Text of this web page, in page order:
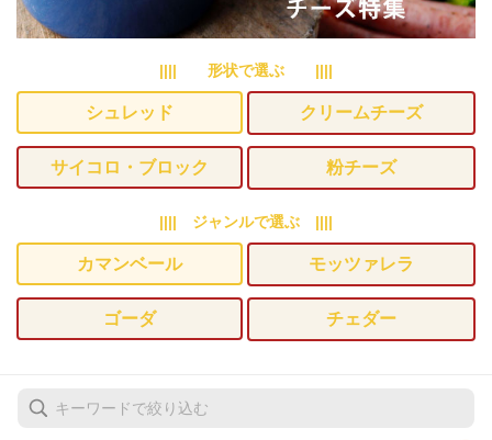
|||| 形状で選ぶ ||||
シュレッド クリームチーズ
サイコロ・ブロック 粉チーズ
|||| ジャンルで選ぶ ||||
カマンベール モッツァレラ
ゴーダ チェダー